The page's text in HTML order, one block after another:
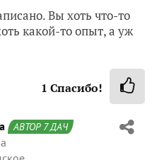
Вы хоть что-то
какой-то опыт, а уж
1 Спасибо!
АВТОР 7 ДАЧ